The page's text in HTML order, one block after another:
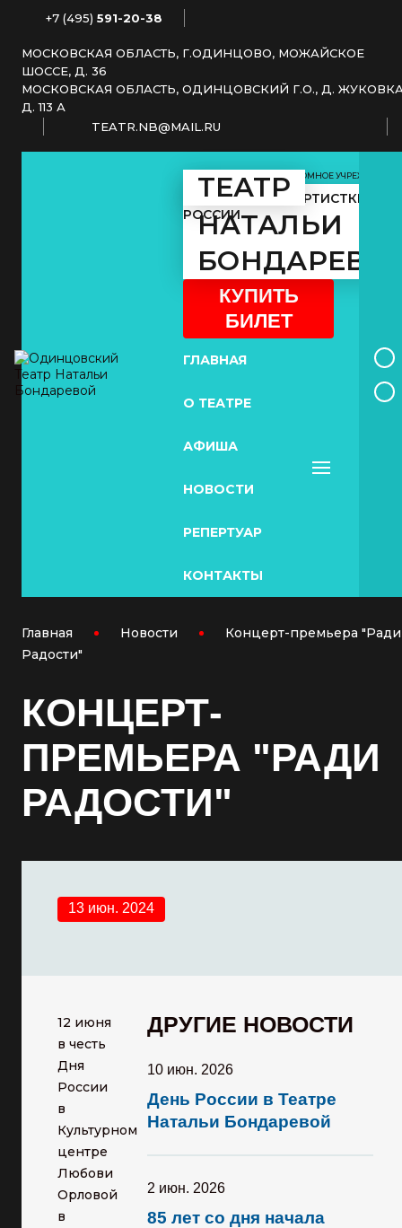
+7 (495) 591-20-38
МОСКОВСКАЯ ОБЛАСТЬ, Г.ОДИНЦОВО, МОЖАЙСКОЕ
ШОССЕ, Д. 36
МОСКОВСКАЯ ОБЛАСТЬ, ОДИНЦОВСКИЙ Г.О., Д.
Д. 113 А
TEATR.NB@MAIL.RU
ТЕАТР
НАТАЛЬИ
МУНИЦИПАЛЬНОЕ АВТОНОМНОЕ УЧРЕЖДЕНИЕ
КУЛЬТУРЫ
ЗАСЛУЖЕННОЙ АРТИСТКИ
РОССИИ
КУПИТЬ
БИЛЕТ
ГЛАВНАЯ
О ТЕАТРЕ
АФИША
НОВОСТИ
РЕПЕРТУАР
КОНТАКТЫ
Главная Новости
Концерт-премьера "Ради
Радости"
КОНЦЕРТ-
ПРЕМЬЕРА "РАДИ
РАДОСТИ"
13 июн. 2024
12 июня
в честь
Дня
России
в
Культурном
центре
Любови
Орловой
в
ДРУГИЕ НОВОСТИ
10 июн. 2026
День России в Театре
Натальи Бондаревой
2 июн. 2026
85 лет со дня начала